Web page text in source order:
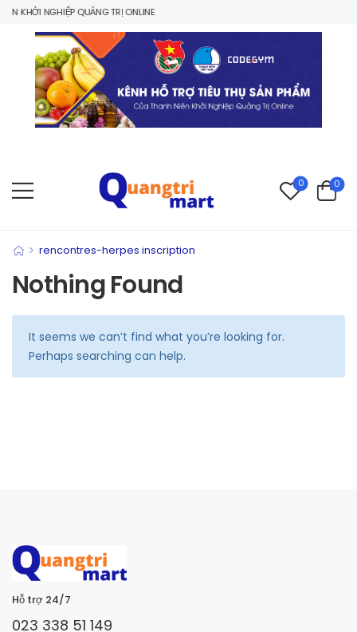
KHỞI NGHIỆP QUẢNG TRỊ ONLINE
0 0
> rencontres-herpes inscription
Nothing Found
It seems we can’t find what you’re looking for.
Perhaps searching can help.
Hỗ trợ 24/7
023 338 51 149